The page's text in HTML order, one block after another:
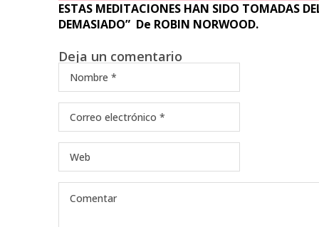
ESTAS MEDITACIONES HAN SIDO TOMADAS
DEMASIADO” De ROBIN NORWOOD.
Deja un comentario